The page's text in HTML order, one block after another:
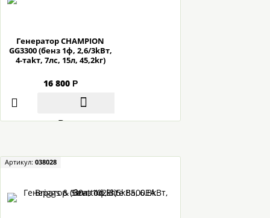
Гeнepaтop CHAMPION
GG3300 (бeнз 1ф, 2,6/3kBт,
4-тakт, 7лc, 15л, 45,2kг)
16 800 Р
В корзину
Артикул: 038028